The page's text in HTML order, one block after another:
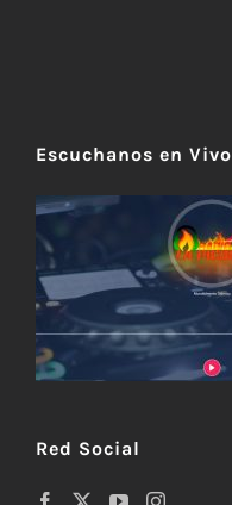
Escuchanos en Vivo
Red Social